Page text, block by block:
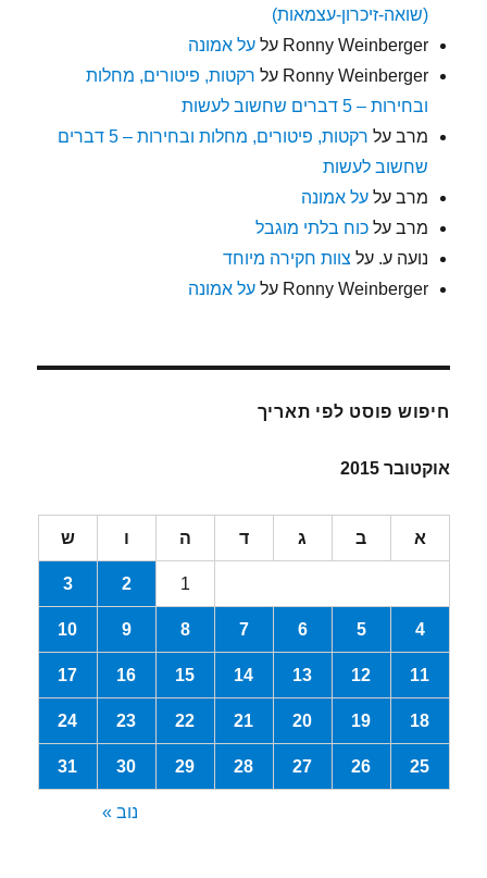
(שואה-זיכרון-עצמאות)
Ronny Weinberger עלעל אמונה
Ronny Weinberger על רקטות, פיטורים, מחלות
ובחירות – 5 דברים שחשוב לעשות
מרב על
רקטות, פיטורים, מחלות ובחירות – 5 דברים
שחשוב לעשות
מרב עלעל אמונה
מרב עלכוח בלתי מוגבל
נועה ע. על צוות חקירה מיוחד
Ronny Weinberger עלעל אמונה
חיפוש פוסט לפי תאריך
אוקטובר 2015
א ב ג ד ה ו ש
1
2
3
4
5
6
7
8
9
10
11
12
13
14
15
16
17
18
19
20
21
22
23
24
25
26
27
28
29
30
31
נוב »